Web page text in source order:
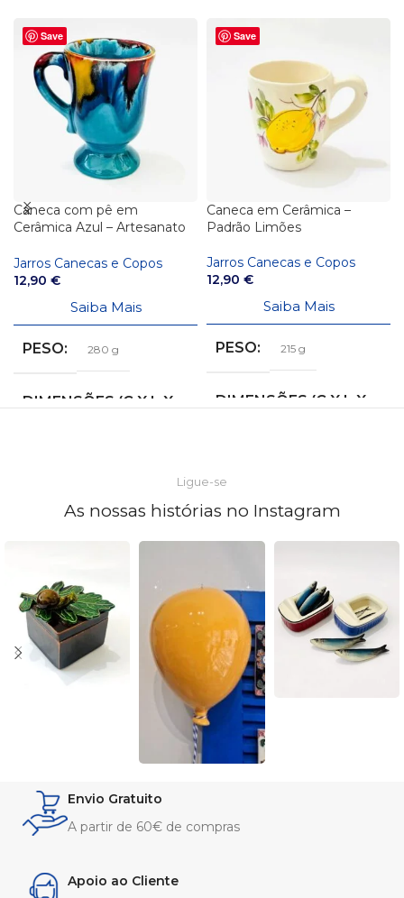
Save
Caneca com pê em
Cerâmica Azul – Artesanato
Jarros Canecas e Copos
12,90 €
Saiba Mais
PESO 280 g
DIMENSÕES (C X L X
Save
Caneca em Cerâmica –
Padrão Limões
Jarros Canecas e Copos
12,90 €
Saiba Mais
PESO 215 g
DIMENSÕES (C X L X
Ligue-se
As nossas histórias no Instagram
Envio Gratuito
A partir de 60€ de compras
Apoio ao Cliente